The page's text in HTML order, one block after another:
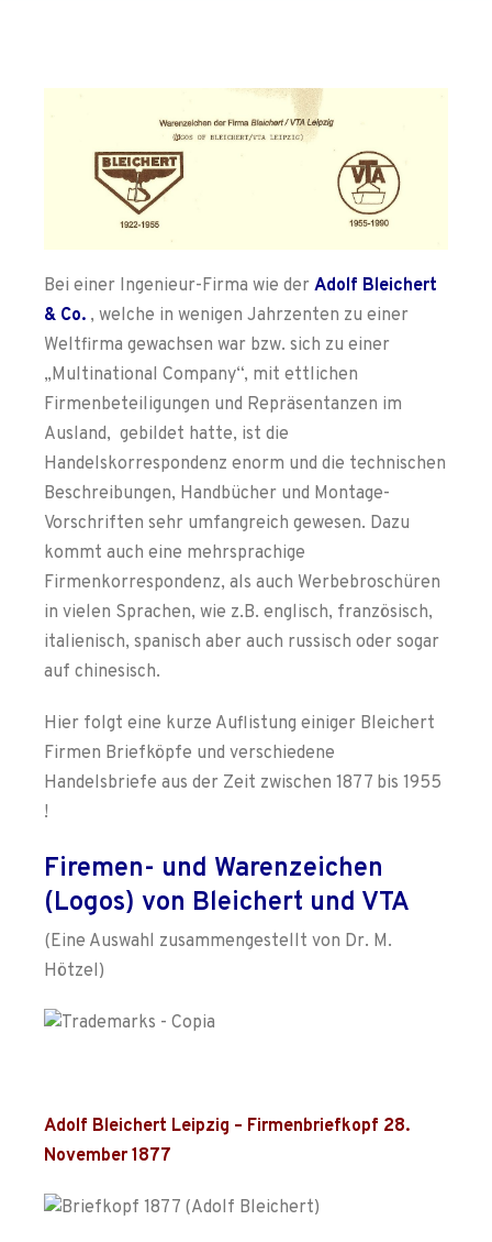
Bei einer Ingenieur-Firma wie der Adolf Bleichert
& Co. , welche in wenigen Jahrzenten zu einer
Weltfirma gewachsen war bzw. sich zu einer
„Multinational Company“, mit ettlichen
Firmenbeteiligungen und Repräsentanzen im
Ausland, gebildet hatte, ist die
Handelskorrespondenz enorm und die technischen
Beschreibungen, Handbücher und Montage-
Vorschriften sehr umfangreich gewesen. Dazu
kommt auch eine mehrsprachige
Firmenkorrespondenz, als auch Werbebroschüren
in vielen Sprachen, wie z.B. englisch, französisch,
italienisch, spanisch aber auch russisch oder sogar
auf chinesisch.
Hier folgt eine kurze Auflistung einiger Bleichert
Firmen Briefköpfe und verschiedene
Handelsbriefe aus der Zeit zwischen 1877 bis 1955
!
Firemen- und Warenzeichen
(Logos) von Bleichert und VTA
(Eine Auswahl zusammengestellt von Dr. M.
Hötzel)
Adolf Bleichert Leipzig – Firmenbriefkopf 28.
November 1877